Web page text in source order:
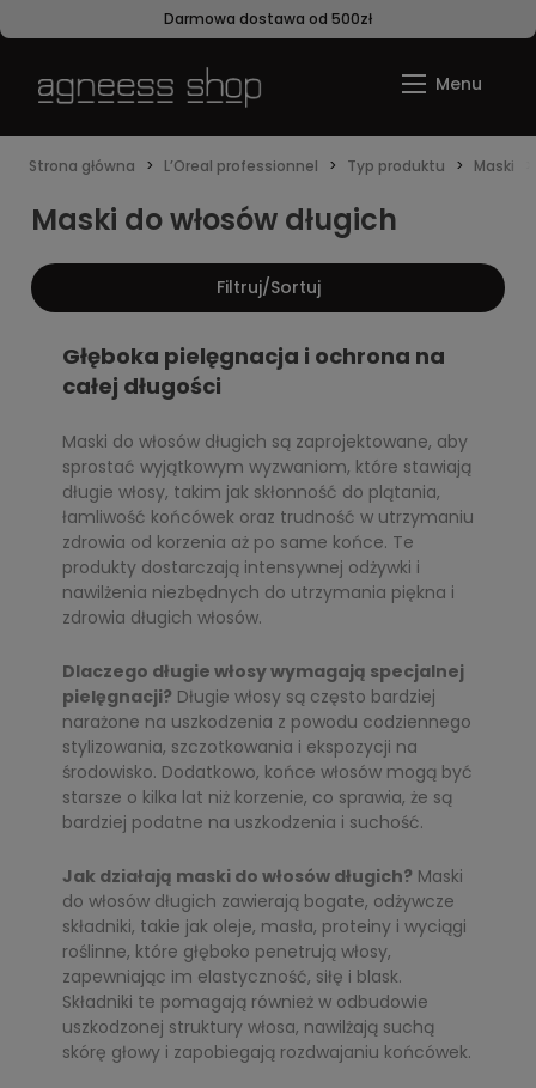
Darmowa dostawa od 500zł
Strona główna L’Oreal professionnel Typ produktu Maski
Maski do włosów długich
Filtruj/Sortuj
Głęboka pielęgnacja i ochrona na
całej długości
Maski do włosów długich są zaprojektowane, aby
sprostać wyjątkowym wyzwaniom, które stawiają
długie włosy, takim jak skłonność do plątania,
łamliwość końcówek oraz trudność w utrzymaniu
zdrowia od korzenia aż po same końce. Te
produkty dostarczają intensywnej odżywki i
nawilżenia niezbędnych do utrzymania piękna i
zdrowia długich włosów.
Dlaczego długie włosy wymagają specjalnej
pielęgnacji? Długie włosy są często bardziej
narażone na uszkodzenia z powodu codziennego
stylizowania, szczotkowania i ekspozycji na
środowisko. Dodatkowo, końce włosów mogą być
starsze o kilka lat niż korzenie, co sprawia, że są
bardziej podatne na uszkodzenia i suchość.
Jak działają maski do włosów długich? Maski
do włosów długich zawierają bogate, odżywcze
składniki, takie jak oleje, masła, proteiny i wyciągi
roślinne, które głęboko penetrują włosy,
zapewniając im elastyczność, siłę i blask.
Składniki te pomagają również w odbudowie
uszkodzonej struktury włosa, nawilżają suchą
skórę głowy i zapobiegają rozdwajaniu końcówek.